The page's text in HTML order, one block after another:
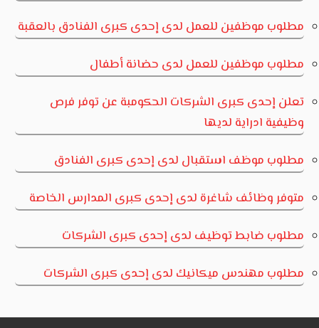
مطلوب موظفين للعمل لدى إحدى كبرى الفنادق بالعقبة
مطلوب موظفين للعمل لدى حضانة أطفال
تعلن إحدى كبرى الشركات الحكومبة عن توفر فرص
وظيفية ادراية لديها
مطلوب موظف استقبال لدى إحدى كبرى الفنادق
متوفر وظائف شاغرة لدى إحدى كبرى المدارس الخاصة
مطلوب ضابط توظيف لدى إحدى كبرى الشركات
مطلوب مهندس ميكانيك لدى إحدى كبرى الشركات